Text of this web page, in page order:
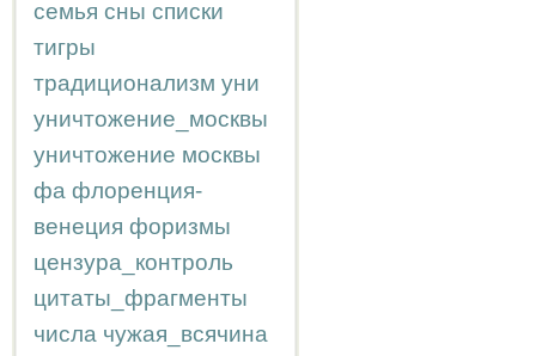
семья сны списки
тигры
традиционализм уни
уничтожение_москвы
уничтожение москвы
фа флоренция-
венеция форизмы
цензура_контроль
цитаты_фрагменты
числа чужая_всячина